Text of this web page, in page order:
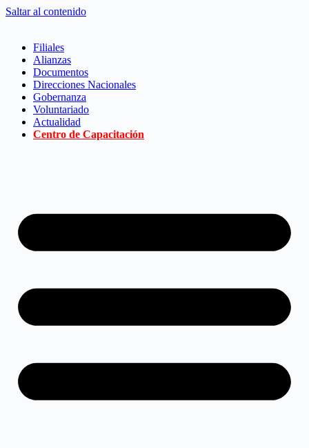
Saltar al contenido
Filiales
Alianzas
Documentos
Direcciones Nacionales
Gobernanza
Voluntariado
Actualidad
Centro de Capacitación